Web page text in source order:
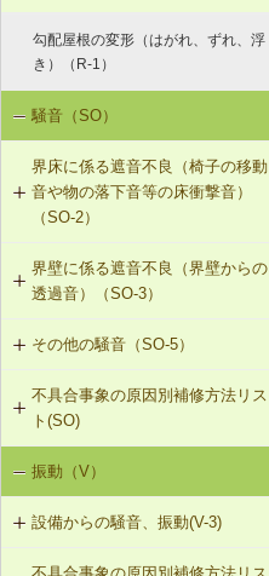
勾配屋根の変形（はがれ、ずれ、浮
き）（R-1）
騒音（SO）
界床に係る遮音不良（椅子の移動
音や物の落下音等の床衝撃音）
（SO-2）
SO-2-501 軽量床衝撃音に対する遮
音性能のあるフローリング材（床下
地材等を含む）への交換
界壁に係る遮音不良（界壁からの
透過音）（SO-3）
SO-3-501 界壁へのせっこうボード
の増し張り
その他の騒音（SO-5）
SO-5-501 外壁内透湿防水シートの
留め付け補修
不具合事象の原因別補修方法リス
ト(SO)
界床に係る遮音不良（床歩行音等の
床衝撃音）（SO-1）
界床に係る遮音不良（椅子の移動音
振動（V）
設備からの騒音、振動(V-3)